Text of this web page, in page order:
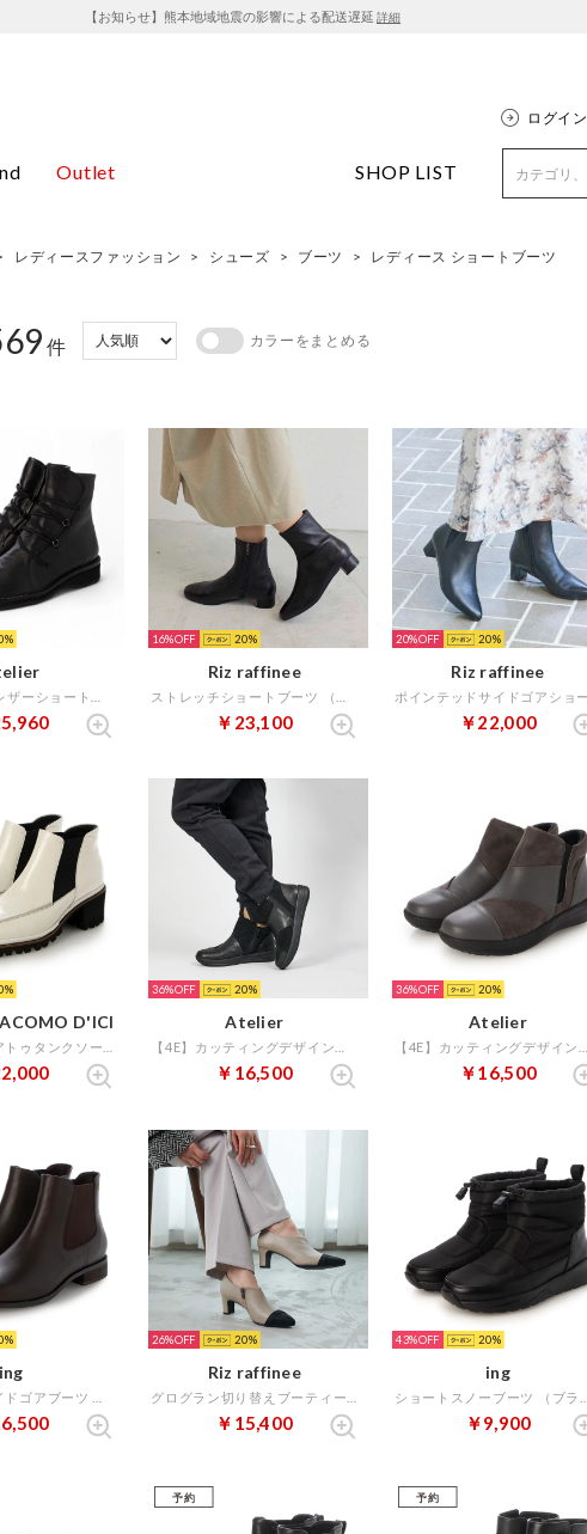
【お知らせ】熊本地域地震の影響による配送遅延 詳細
ログイン
Outlet SHOP LIST
レディースファッション > シューズ > ブーツ > レディース ショートブーツ
件 カラーをまとめる
16% 20
Riz raffinee
￥23,100
20% 20
Riz raffinee
￥22,000
D'ICI
36% 20
Atelier
￥16,500
36% 20
Atelier
￥16,500
ing
26% 20
Riz raffinee
￥15,400
43% 20
ing
￥9,900
予約 予約